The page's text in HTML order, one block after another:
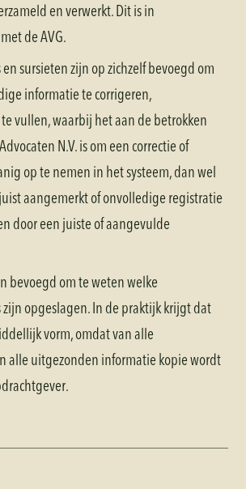
en verwerkt. Dit is in
de AVG.
sursieten zijn op zichzelf bevoegd om
informatie te corrigeren,
vullen, waarbij het aan de betrokken
N.V. is om een correctie of
op te nemen in het systeem, dan wel
aangemerkt of onvolledige registratie
door een juiste of aangevulde
bevoegd om te weten welke
zijn opgeslagen. In de praktijk krijgt dat
vorm, omdat van alle
alle uitgezonden informatie kopie wordt